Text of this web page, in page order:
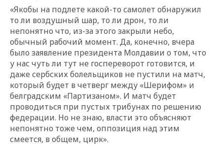
«Якобы на подлете какой-то самолет обнаружил
то ли воздушный шар, то ли дрон, то ли
непонятно что, из-за этого закрыли небо,
обычный рабочий момент. Да, конечно, вчера
было заявление президента Молдавии о том, что
у нас чуть ли тут не госпереворот готовится, и
даже сербских болельщиков не пустили на матч,
который будет в четверг между «Шерифом» и
белградским «Партизаном». И матч будет
проводиться при пустых трибунах по решению
федерации. Но не знаю, власти это объясняют
непонятно тоже чем, оппозиция над этим
смеется, в общем, цирк».